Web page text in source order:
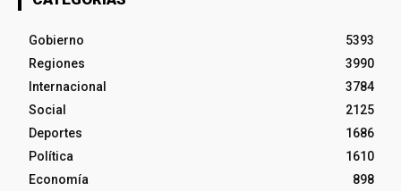
Gobierno
5393
Regiones
3990
Internacional
3784
Social
2125
Deportes
1686
Política
1610
Economía
898